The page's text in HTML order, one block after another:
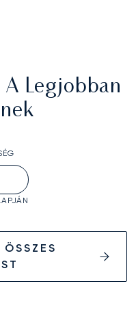
Legjobban